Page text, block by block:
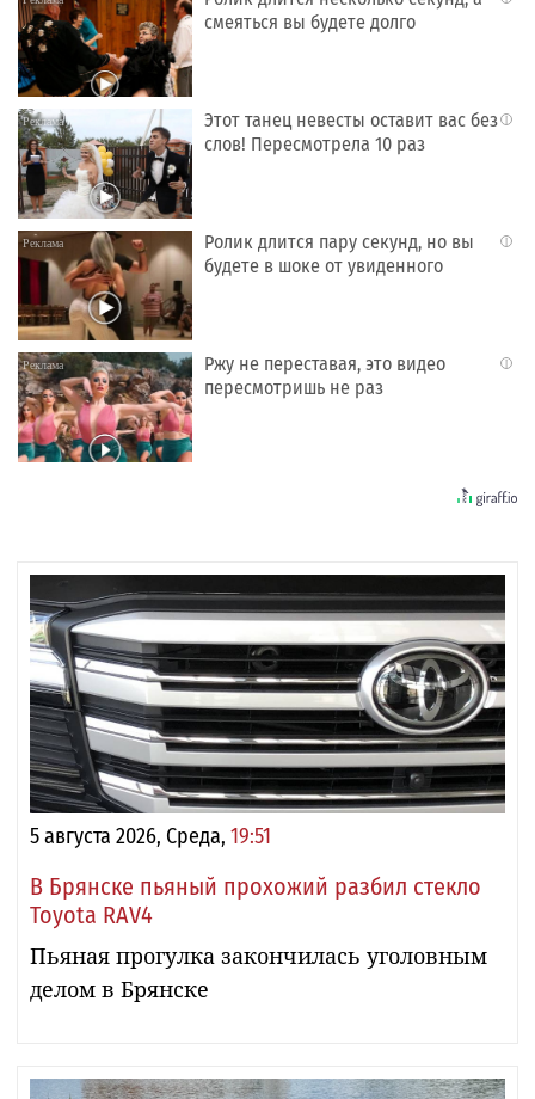
смеяться вы будете долго
i
Этот танец невесты оставит вас без
слов! Пересмотрела 10 раз
i
Ролик длится пару секунд, но вы
будете в шоке от увиденного
i
Ржу не переставая, это видео
пересмотришь не раз
5 августа 2026, Среда, 19:51
В Брянске пьяный прохожий разбил стекло
Toyota RAV4
Пьяная прогулка закончилась уголовным
делом в Брянске